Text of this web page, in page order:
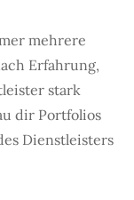
mehrere
Erfahrung,
stark
dir Portfolios
Dienstleisters